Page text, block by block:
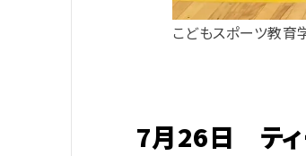
こどもスポーツ教
7月26日 ティ